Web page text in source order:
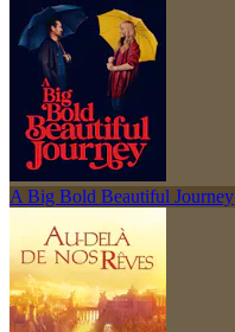
A Big Bold Beautiful Journey